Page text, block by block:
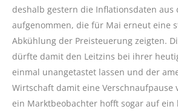
deshalb gestern die Inflationsdaten aus
aufgenommen, die für Mai erneut eine
Abkühlung der Preisteuerung zeigten.
dürfte damit den Leitzins bei ihrer
einmal unangetastet lassen und der
Wirtschaft damit eine Verschnaufpause
ein Marktbeobachter hofft sogar auf ein